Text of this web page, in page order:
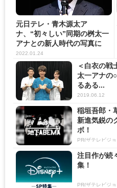
元日テレ・青木源太ア
ナ、“初々しい”同期の桝太一
アナとの新人時代の写真に
「2人と...
2022.01.24
＜白衣の戦
太一アナの
るある...
2019.06.12
稲垣吾郎・
新進気鋭の
ボ！
PR(ザテレビジ
注目作が続
集！
PR(ザテレビジ